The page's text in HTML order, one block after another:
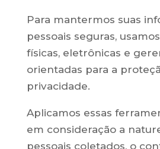
Para mantermos suas
pessoais seguras,
físicas, eletrônicas e
orientadas para a
privacidade.
Aplicamos essas
em consideração a
pessoais coletados, o